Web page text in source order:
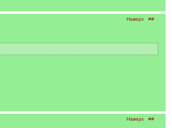
Наверх ##
Наверх ##